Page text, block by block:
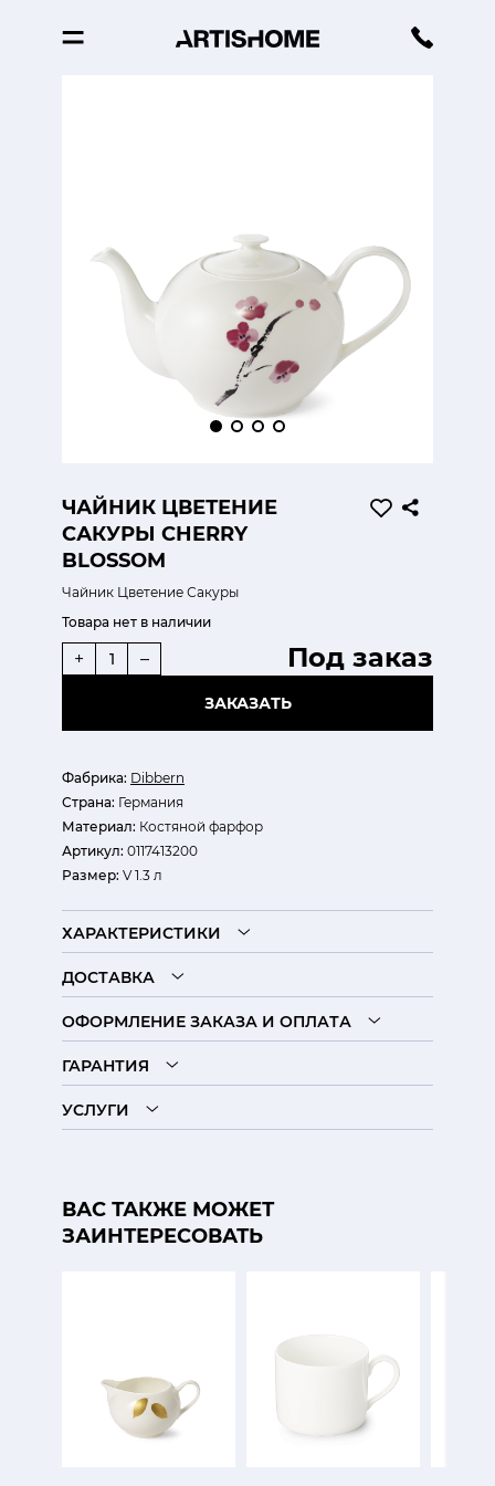
ЧАЙНИК ЦВЕТЕНИЕ
САКУРЫ CHERRY
BLOSSOM
Чайник Цветение Сакуры
Фабрика: Dibbern
Страна: Германия
Материал: Костяной фарфор
Артикул: 0117413200
Размер: V 1.3 л
Товара нет в наличии
Под заказ
+ –
ЗАКАЗАТЬ
ХАРАКТЕРИСТИКИ
ДОСТАВКА
ОФОРМЛЕНИЕ ЗАКАЗА И ОПЛАТА
ГАРАНТИЯ
УСЛУГИ
ВАС ТАКЖЕ МОЖЕТ
ЗАИНТЕРЕСОВАТЬ